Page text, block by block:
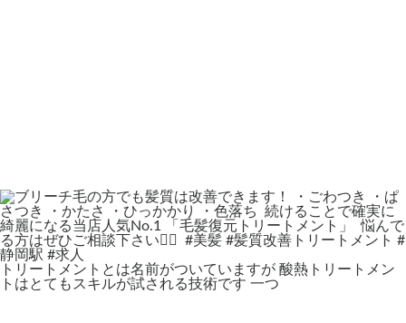
トリートメントとは名前がついていますが 酸熱トリートメン
トはとてもスキルが試される技術です 一つ